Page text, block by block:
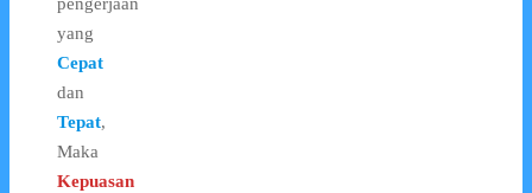
pengerjaan
yang
Cepat
dan
Tepat,
Maka
Kepuasan